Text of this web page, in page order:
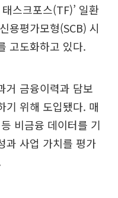
스크포스(TF)’ 일환
용평가모형(SCB) 시
고도화하고 있다.
거 금융이력과 담보
기 위해 도입됐다. 매
비금융 데이터를 기
과 사업 가치를 평가